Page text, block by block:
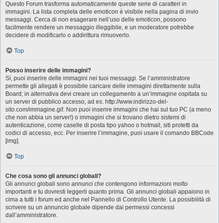
Questo Forum trasforma automaticamente queste serie di caratteri in
immagini. La lista completa delle emoticon è visibile nella pagina di invio
messaggi. Cerca di non esagerare nell’uso delle emoticon, possono
facilmente rendere un messaggio illeggibile, e un moderatore potrebbe
decidere di modificarlo o addirittura rimuoverlo.
Top
Posso inserire delle immagini?
Sì, puoi inserire delle immagini nei tuoi messaggi. Se l’amministratore
permette gli allegati è possibile caricare delle immagini direttamente sulla
Board; in alternativa devi creare un collegamento a un’immagine ospitata su
un server di pubblico accesso, ad es. http://www.indirizzo-del-
sito.com/immagine.gif. Non puoi inserire immagini che hai sul tuo PC (a meno
che non abbia un server!) o immagini che si trovano dietro sistemi di
autenticazione, come caselle di posta tipo yahoo o hotmail, siti protetti da
codici di accesso, ecc. Per inserire l’immagine, puoi usare il comando BBCode
[img].
Top
Che cosa sono gli annunci globali?
Gli annunci globali sono annunci che contengono informazioni molto
importanti e tu dovresti leggerli quanto prima. Gli annunci globali appaiono in
cima a tutti i forum ed anche nel Pannello di Controllo Utente. La possibilità di
scrivere su un annuncio globale dipende dai permessi concessi
dall’amministratore.